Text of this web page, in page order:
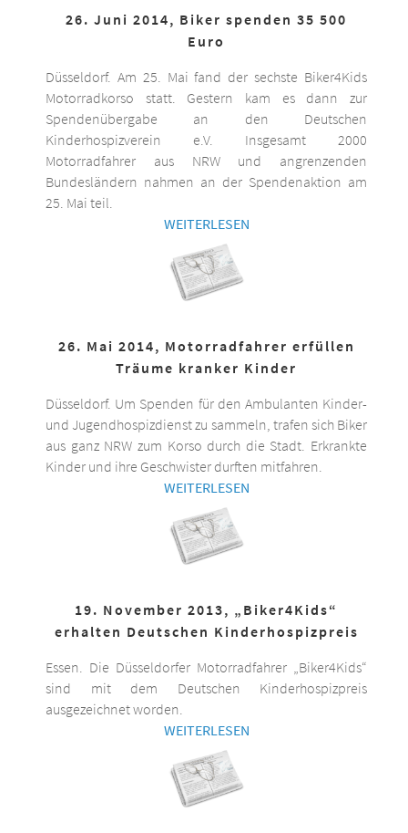
26. Juni 2014, Biker spenden 35 500
Euro
Düsseldorf. Am 25. Mai fand der sechste Biker4Kids
Motorradkorso statt. Gestern kam es dann zur
Spendenübergabe an den Deutschen
Kinderhospizverein e.V. Insgesamt 2000
Motorradfahrer aus NRW und angrenzenden
Bundesländern nahmen an der Spendenaktion am
25. Mai teil.
WEITERLESEN
26. Mai 2014, Motorradfahrer erfüllen
Träume kranker Kinder
Düsseldorf. Um Spenden für den Ambulanten Kinder-
und Jugendhospizdienst zu sammeln, trafen sich Biker
aus ganz NRW zum Korso durch die Stadt. Erkrankte
Kinder und ihre Geschwister durften mitfahren.
WEITERLESEN
19. November 2013, „Biker4Kids“
erhalten Deutschen Kinderhospizpreis
Essen. Die Düsseldorfer Motorradfahrer „Biker4Kids“
sind mit dem Deutschen Kinderhospizpreis
ausgezeichnet worden.
WEITERLESEN